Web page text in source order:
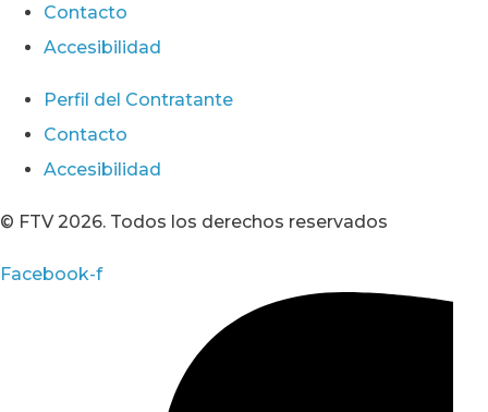
Contacto
Accesibilidad
Perfil del Contratante
Contacto
Accesibilidad
© FTV 2026. Todos los derechos reservados
Facebook-f